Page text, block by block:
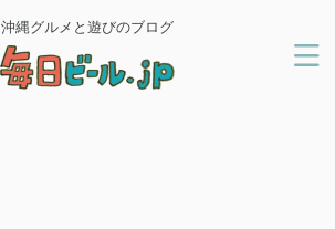
沖縄グルメと遊びのブログ